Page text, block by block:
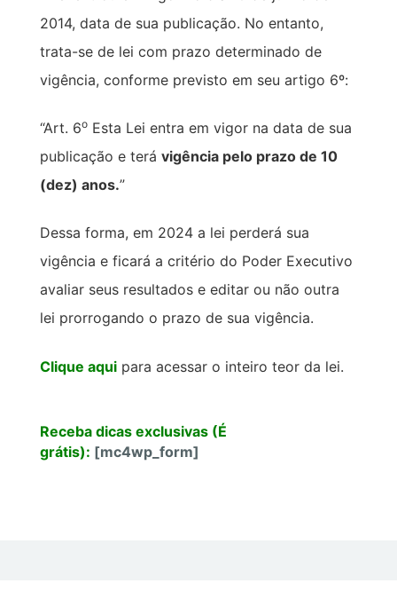
2014, data de sua publicação. No entanto,
trata-se de lei com prazo determinado de
vigência, conforme previsto em seu artigo 6º:
“Art. 6oEsta Lei entra em vigor na data de sua
publicação e terá vigência pelo prazo de 10
(dez) anos.”
Dessa forma, em 2024 a lei perderá sua
vigência e ficará a critério do Poder Executivo
avaliar seus resultados e editar ou não outra
lei prorrogando o prazo de sua vigência.
Clique aquipara acessar o inteiro teor da lei.
Receba dicas exclusivas (É
grátis): [mc4wp_form]